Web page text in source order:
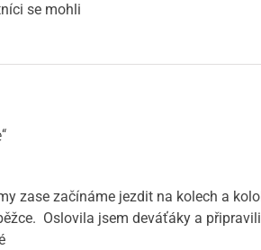
se mohli
zase začínáme jezdit na kolech a
Oslovila jsem deváťáky a